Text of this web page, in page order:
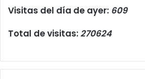
Visitas del día de ayer: 609
Total de visitas: 270624